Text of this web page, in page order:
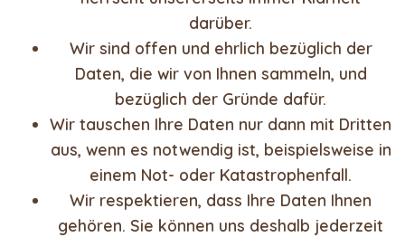
darüber.
Wir sind offen und ehrlich bezüglich der
Daten, die wir von Ihnen sammeln, und
bezüglich der Gründe dafür.
Wir tauschen Ihre Daten nur dann mit Dritten
aus, wenn es notwendig ist, beispielsweise in
einem Not- oder Katastrophenfall.
Wir respektieren, dass Ihre Daten Ihnen
gehören. Sie können uns deshalb jederzeit